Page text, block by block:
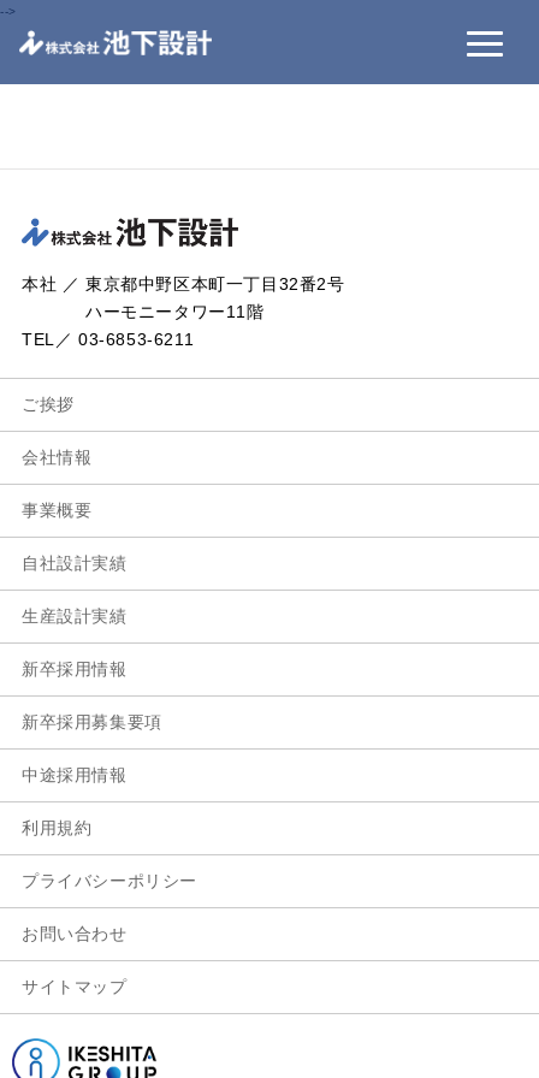
-->
本社 ／ 東京都中野区本町一丁目32番2号
ハーモニータワー11階
TEL／ 03-6853-6211
ご挨拶
会社情報
事業概要
自社設計実績
生産設計実績
新卒採用情報
新卒採用募集要項
中途採用情報
利用規約
プライバシーポリシー
お問い合わせ
サイトマップ